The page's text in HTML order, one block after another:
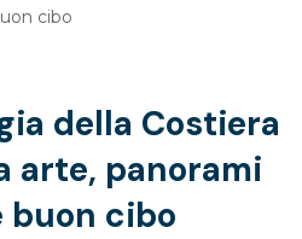
cibo
della Costiera
arte, panorami
cibo